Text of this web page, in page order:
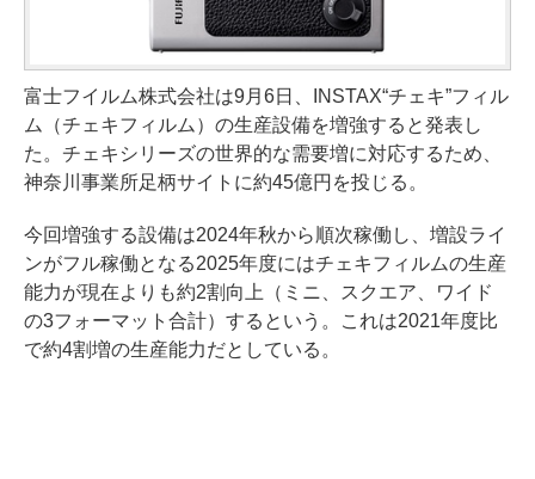
富士フイルム株式会社は9月6日、INSTAX“チェキ”フィル
ム（チェキフィルム）の生産設備を増強すると発表し
た。チェキシリーズの世界的な需要増に対応するため、
神奈川事業所足柄サイトに約45億円を投じる。
今回増強する設備は2024年秋から順次稼働し、増設ライ
ンがフル稼働となる2025年度にはチェキフィルムの生産
能力が現在よりも約2割向上（ミニ、スクエア、ワイド
の3フォーマット合計）するという。これは2021年度比
で約4割増の生産能力だとしている。